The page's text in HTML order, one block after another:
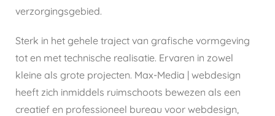
verzorgingsgebied.
Sterk in het gehele traject van grafische vormgeving
tot en met technische realisatie. Ervaren in zowel
kleine als grote projecten. Max-Media | webdesign
heeft zich inmiddels ruimschoots bewezen als een
creatief en professioneel bureau voor webdesign,